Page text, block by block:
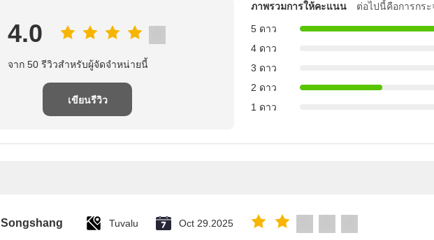
4.0
จาก 50 รีวิวสําหรับผู้จัดจําหน่ายนี้
เขียนรีวิว
ภาพรวมการให้คะแนน
ต่อไปนี้คือการกร
5 ดาว
4 ดาว
3 ดาว
2 ดาว
1 ดาว
Songshang Tuvalu Oct 29.2025